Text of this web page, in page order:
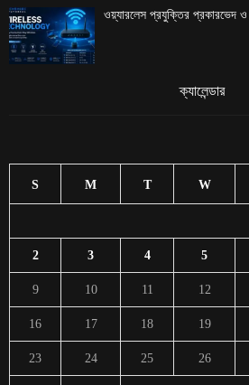
ওয়্যারলেস প্রযুক্তির প্রকারভেদ ও
ক্যালেন্ডার
S M T W
2 3 4 5
9 10 11 12
16 17 18 19
23 24 25 26